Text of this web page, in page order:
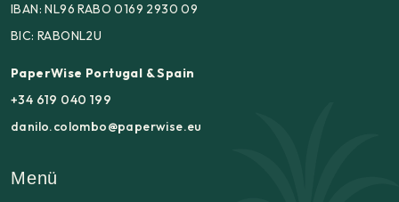
IBAN: NL96 RABO 0169 2930 09
BIC: RABONL2U
PaperWise Portugal & Spain
+34 619 040 199
danilo.colombo@paperwise.eu
Menü